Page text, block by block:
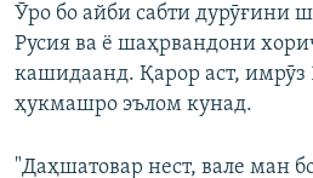
Ӯро бо айби сабти дурӯғини
Русия ва ё шаҳрвандони
кашидаанд. Қарор аст, имрӯз
ҳукмашро эълом кунад.
"Даҳшатовар нест, вале ман